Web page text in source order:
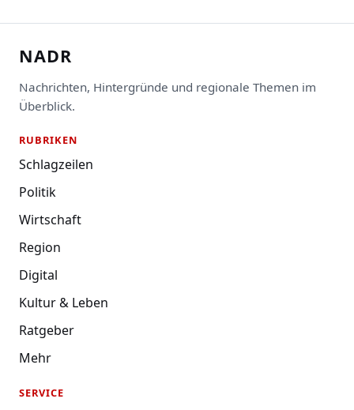
NADR
Nachrichten, Hintergründe und regionale Themen im
Überblick.
RUBRIKEN
Schlagzeilen
Politik
Wirtschaft
Region
Digital
Kultur & Leben
Ratgeber
Mehr
SERVICE